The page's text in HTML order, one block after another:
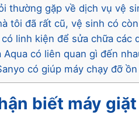
thường gặp về dịch vụ vệ
tôi đã rất cũ, vệ sinh có
linh kiện để sửa chữa các
Aqua có liên quan gì đến
có giúp máy chạy đỡ
biết máy